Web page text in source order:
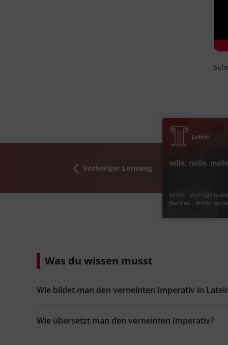
Vorheriger Lernweg
Latein
velle, nolle, malle
#velle
#wollen
#nicht
#Verben
#wollen
Was du wissen musst
Wie bildet man den verneinten Imperativ in
Wie übersetzt man den verneinten Imperativ?